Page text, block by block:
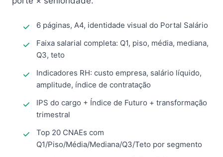
6 páginas, A4, identidade visual do Portal Salário
Faixa salarial completa: Q1, piso, média, mediana,
Q3, teto
Indicadores RH: custo empresa, salário líquido,
amplitude, índice de contratação
IPS do cargo + Índice de Futuro + transformação
trimestral
Top 20 CNAEs com
Q1/Piso/Média/Mediana/Q3/Teto por segmento